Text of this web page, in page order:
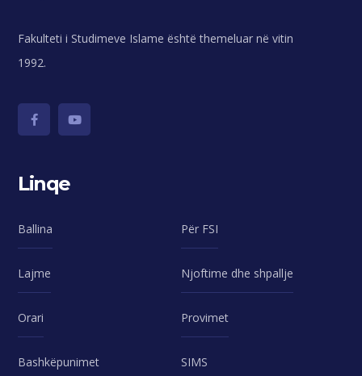
Fakulteti i Studimeve Islame është themeluar në vitin
1992.
Linqe
Ballina Për FSI
Lajme Njoftime dhe shpallje
Orari Provimet
Bashkëpunimet SIMS